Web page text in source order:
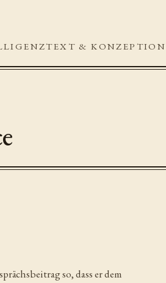
TEXT & KONZEPTION
so, dass er dem